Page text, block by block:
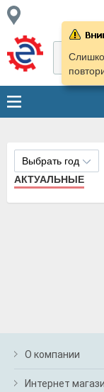
Выбрать год
АКТУАЛЬНЫЕ
О компании
Интернет